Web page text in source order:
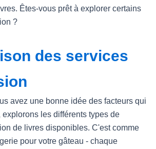
Êtes-vous prêt à explorer certains
?
des services
avez une bonne idée des facteurs qui
les différents types de
de livres disponibles. C'est comme
pour votre gâteau - chaque